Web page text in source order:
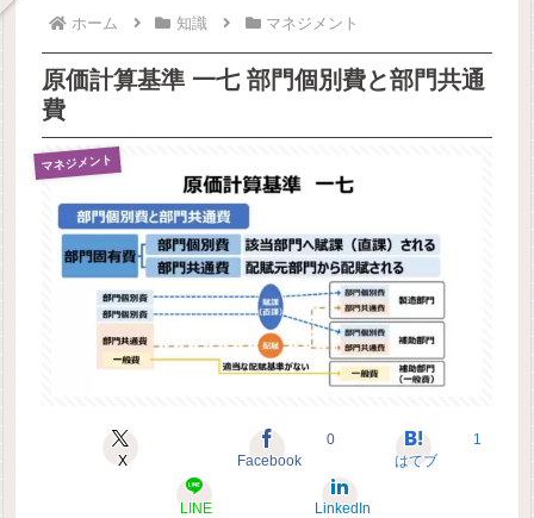
ホーム 知識 マネジメント
原価計算基準 一七 部門個別費と部門共通
費
マネジメント
X Facebook
0
はてブ
1
LINE LinkedIn